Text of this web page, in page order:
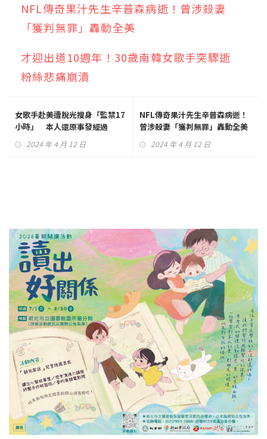
NFL傳奇果汁先生辛普森病逝！曾涉殺妻
「獲判無罪」轟動全美
才迎出道10週年！30歲南韓女歌手突驟逝
粉絲悲痛崩潰
女歌手赴美遭脫光搜身「監禁17
小時」 本人還原事發經過
2024 年 4 月 12 日
NFL傳奇果汁先生辛普森病逝！
曾涉殺妻「獲判無罪」轟動全美
2024 年 4 月 12 日